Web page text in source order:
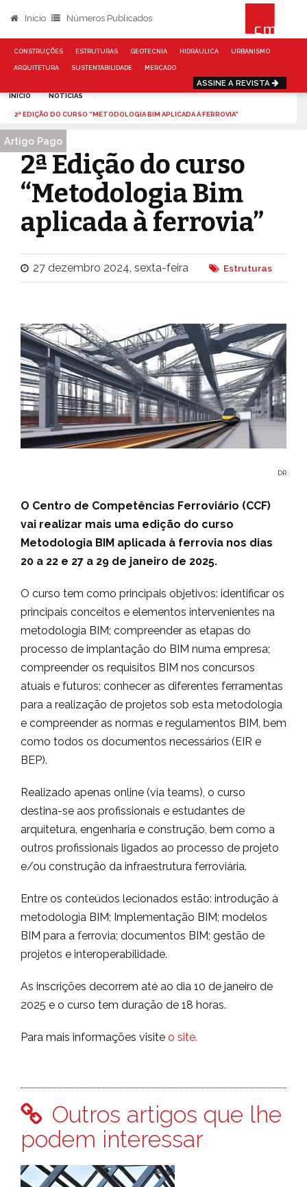
Início Números Publicados
CONSTRUÇÕES ESTRUTURAS GEOTECNIA HIDRÁULICA URBANISMO
ARQUITETURA SUSTENTABILIDADE MERCADO
ASSINE A REVISTA
INÍCIO NOTÍCIAS
2ª EDIÇÃO DO CURSO “METODOLOGIA BIM APLICADA À FERROVIA”
2ª Edição do curso
“Metodologia Bim
aplicada à ferrovia”
Artigo Pago
27 dezembro 2024, sexta-feira Estruturas
DR
O Centro de Competências Ferroviário (CCF)
vai realizar mais uma edição do curso
Metodologia BIM aplicada à ferrovia nos dias
20 a 22 e 27 a 29 de janeiro de 2025.
O curso tem como principais objetivos: identificar os
principais conceitos e elementos intervenientes na
metodologia BIM; compreender as etapas do
processo de implantação do BIM numa empresa;
compreender os requisitos BIM nos concursos
atuais e futuros; conhecer as diferentes ferramentas
para a realização de projetos sob esta metodologia
e compreender as normas e regulamentos BIM, bem
como todos os documentos necessários (EIR e
BEP).
Realizado apenas online (via teams), o curso
destina-se aos profissionais e estudantes de
arquitetura, engenharia e construção, bem como a
outros profissionais ligados ao processo de projeto
e/ou construção da infraestrutura ferroviária.
Entre os conteúdos lecionados estão: introdução à
metodologia BIM; Implementação BIM; modelos
BIM para a ferrovia; documentos BIM; gestão de
projetos e interoperabilidade.
As inscrições decorrem até ao dia 10 de janeiro de
2025 e o curso tem duração de 18 horas.
Para mais informações visite o site.
Outros artigos que lhe
podem interessar